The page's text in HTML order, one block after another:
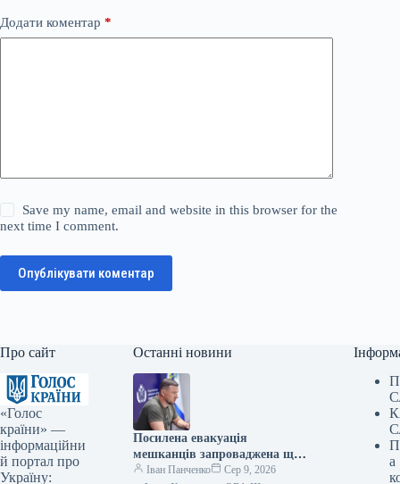
Додати коментар *
Save my name, email and website in this browser for the
next time I comment.
Опублікувати коментар
Про сайт
«Голос
країни» —
інформаційни
й портал про
Україну:
Останні новини
Посилена евакуація
мешканців запроваджена ще
в двох населених пунктах
Іван Панченко
Сер 9, 2026
а